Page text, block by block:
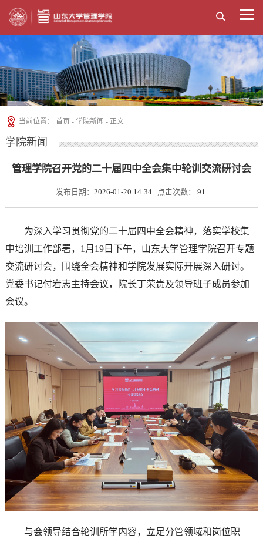
当前位置： 首页 -学院新闻 - 正文
学院新闻
管理学院召开党的二十届四中全会集中轮训交流研讨会
发布日期： 2026-01-20 14:34 点击次数： 91
为深入学习贯彻党的二十届四中全会精神，落实学校集
中培训工作部署，1月19日下午，山东大学管理学院召开专题
交流研讨会，围绕全会精神和学院发展实际开展深入研讨。
党委书记付岩志主持会议，院长丁荣贵及领导班子成员参加
会议。
与会领导结合轮训所学内容，立足分管领域和岗位职